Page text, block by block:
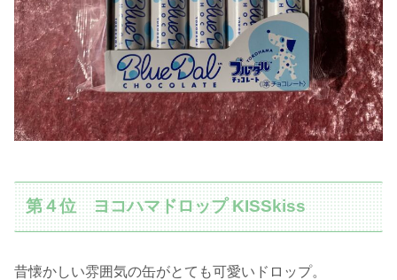
第４位 ヨコハマドロップ KISSkiss
昔懐かしい雰囲気の缶がとても可愛いドロップ。